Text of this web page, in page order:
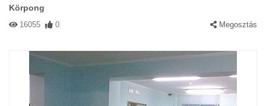
Körpong
16055 0 Megosztás